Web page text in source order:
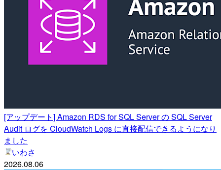
[アップデート] Amazon RDS for SQL Server の SQL Server
Audit ログを CloudWatch Logs に直接配信できるようになり
ました
いわさ
2026.08.06